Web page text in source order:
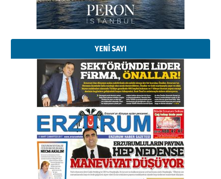
YENİ SAYI
Kadir SABUNCUOĞLU
Erzurumspor’un köşe taşları
29 Haziran 2026 Pazartesi
Kenan GÜLERCİ
Murat Şahsuvaroğlu ERKON’da
çıtayı yukarı taşırken,
yönetimdekiler aşağı
çekmemeli!
17 Şubat 2026 SalıOrhan BOZKURT
Bir fotoğraf, bir şehir, bir
gazeteci… Dizginler kimin
elinde?
31 Mart 2026 Salı
A. Berhan Yılmaz
BİR BÖLÜM DEĞİL, BİR ÖMÜR
SEÇİYORSUNUZ… “NEDEN
ATATÜRK ÜNİVERSİTESİ?”